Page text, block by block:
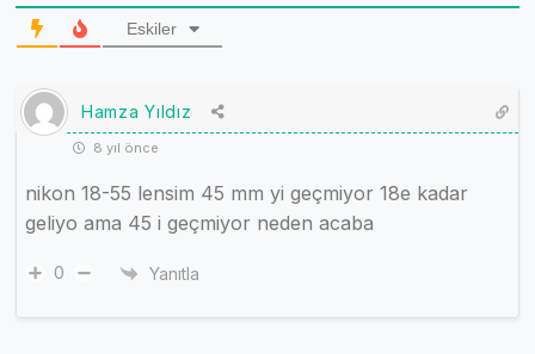
Eskiler
Hamza Yıldız
8 yıl önce
nikon 18-55 lensim 45 mm yi geçmiyor 18e kadar
geliyo ama 45 i geçmiyor neden acaba
0 Yanıtla